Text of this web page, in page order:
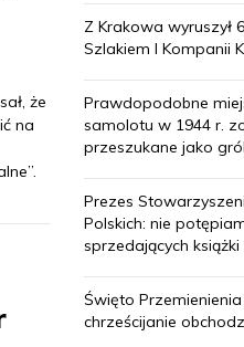
że
na
Z Krakowa wyruszył
Szlakiem I Kompanii
Prawdopodobne
samolotu w 1944 r.
przeszukane jako
Prezes
Polskich: nie
sprzedających
Święto
chrześcijanie